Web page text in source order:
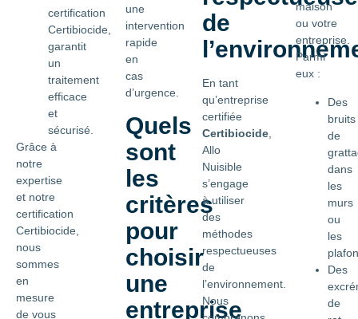
certification
Certibiocide,
garantit
un
traitement
efficace
et
sécurisé.
Grâce à
notre
expertise
et notre
certification
Certibiocide,
nous
sommes
en
mesure
de vous
une
intervention
rapide
en
cas
d’urgence.
Quels
sont
les
critères
pour
choisir
une
entreprise
de
En tant
qu’entreprise
certifiée
Certibiocide
Allo
Nuisible
s’engage
à utiliser
des
méthodes
respectueuses
de
l’environnement.
Nous
maison
ou votre
entreprise.
Parmi
eux :
Des
bruits
de
dans
les
murs
ou
les
Des
de